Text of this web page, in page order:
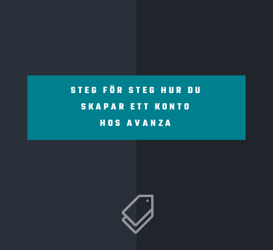
STEG FÖR STEG HUR DU
SKAPAR ETT KONTO
HOS AVANZA
